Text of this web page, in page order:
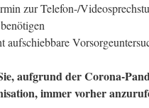
zur Telefon-/
aufschiebbare
aufgrund der Corona-
immer vorher